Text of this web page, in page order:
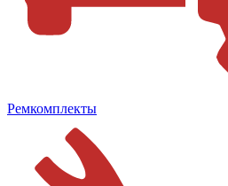
Ремкомплекты